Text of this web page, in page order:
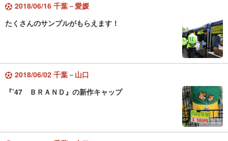
2018/06/16 千葉－愛媛
たくさんのサンプルがもらえます！
2018/06/02 千葉－山口
『’47 ＢＲＡＮＤ』の新作キャップ